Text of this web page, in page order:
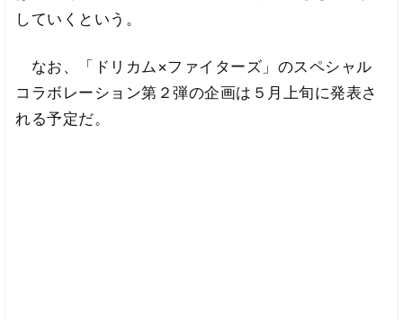
していくという。
なお、「ドリカム×ファイターズ」のスペシャル
コラボレーション第２弾の企画は５月上旬に発表さ
れる予定だ。